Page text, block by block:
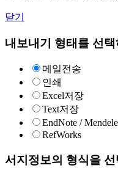
닫기
내보내기 형태를 선
메일전송
인쇄
Excel저장
Text저장
EndNote /
RefWorks
서지정보의 형식을